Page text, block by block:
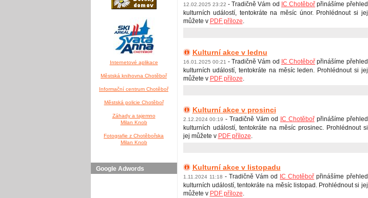
Internetové aplikace
Městská knihovna Chotěboř
Informační centrum Chotěboř
Městská policie Chotěboř
Záhady a tajemno
Milan Knob
Fotografie z Chotěbořska
Milan Knob
Google Adwords
12.02.2025 23:22 - Tradičně Vám od IC Chotěboř přinášíme přehled
kulturních událostí, tentokráte na měsíc únor. Prohlédnout si jej
můžete v PDF příloze.
Kulturní akce v lednu
16.01.2025 00:21 - Tradičně Vám od IC Chotěboř přinášíme přehled
kulturních událostí, tentokráte na měsíc leden. Prohlédnout si jej
můžete v PDF příloze.
Kulturní akce v prosinci
2.12.2024 00:19 - Tradičně Vám od IC Chotěbořpřinášíme přehled
kulturních událostí, tentokráte na měsíc prosinec. Prohlédnout si
jej můžete v PDF příloze.
Kulturní akce v listopadu
1.11.2024 11:18 - Tradičně Vám od IC Chotěboř přinášíme přehled
kulturních událostí, tentokráte na měsíc listopad. Prohlédnout si jej
můžete v PDF příloze.